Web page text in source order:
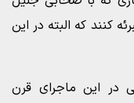
کنند که البته در این
در این ماجرای قرن